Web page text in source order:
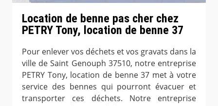
Location de benne pas cher chez
PETRY Tony, location de benne 37
Pour enlever vos déchets et vos gravats dans la
ville de Saint Genouph 37510, notre entreprise
PETRY Tony, location de benne 37 met à votre
service des bennes qui pourront évacuer et
transporter ces déchets. Notre entreprise